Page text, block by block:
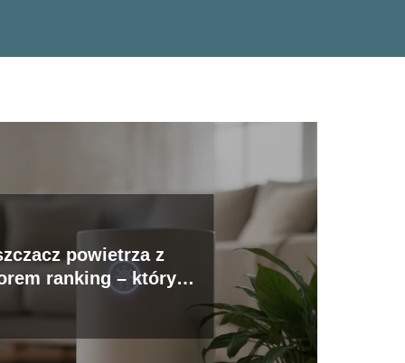
powietrza z
ranking – który